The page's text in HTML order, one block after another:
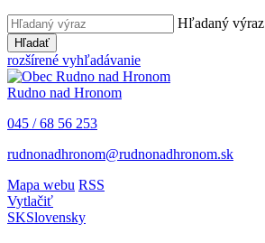
Hľadaný výraz
Hľadať
rozšírené vyhľadávanie
Rudno nad Hronom
045 / 68 56 253
rudnonadhronom@rudnonadhronom.sk
Mapa webu RSS
Vytlačiť
SKSlovensky